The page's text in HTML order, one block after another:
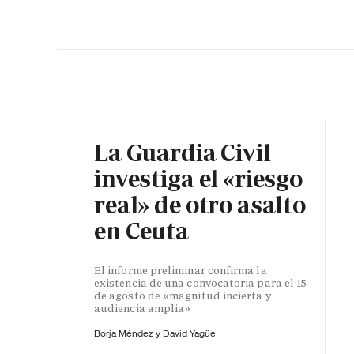
La Guardia Civil
investiga el «riesgo
real» de otro asalto
en Ceuta
El informe preliminar confirma la
existencia de una convocatoria para el 15
de agosto de «magnitud incierta y
audiencia amplia»
Borja Méndez y David Yagüe